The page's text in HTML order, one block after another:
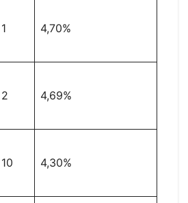
4,70%
4,69%
4,30%